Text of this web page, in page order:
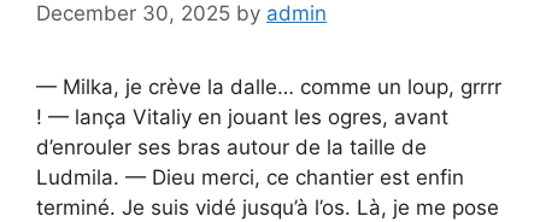
December 30, 2025 by admin
— Milka, je crève la dalle… comme un loup, grrrr
! — lança Vitaliy en jouant les ogres, avant
d’enrouler ses bras autour de la taille de
Ludmila. — Dieu merci, ce chantier est enfin
terminé. Je suis vidé jusqu’à l’os. Là, je me pose